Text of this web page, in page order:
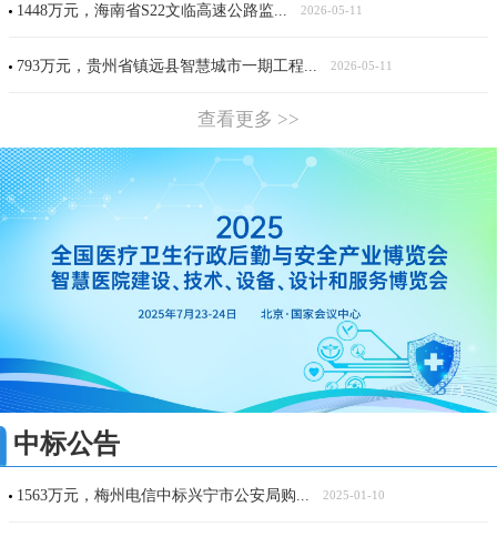
1448万元，海南省S22文临高速公路监... 2026-05-11
793万元，贵州省镇远县智慧城市一期工程... 2026-05-11
查看更多 >>
3/3
中标公告
1563万元，梅州电信中标兴宁市公安局购... 2025-01-10